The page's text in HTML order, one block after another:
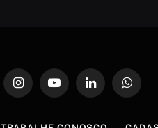
InstagramYouTubeLinkedIn